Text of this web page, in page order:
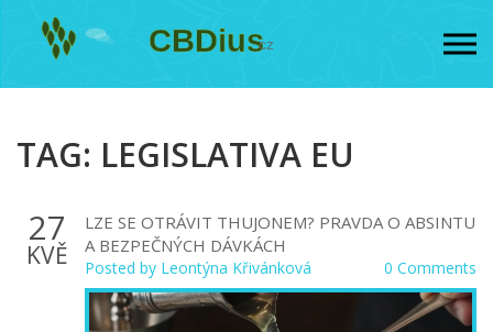
TAG: LEGISLATIVA EU
27
KVĚ
LZE SE OTRÁVIT THUJONEM? PRAVDA O ABSINTU
A BEZPEČNÝCH DÁVKÁCH
Posted by Leontýna Křivánková 0 Comments